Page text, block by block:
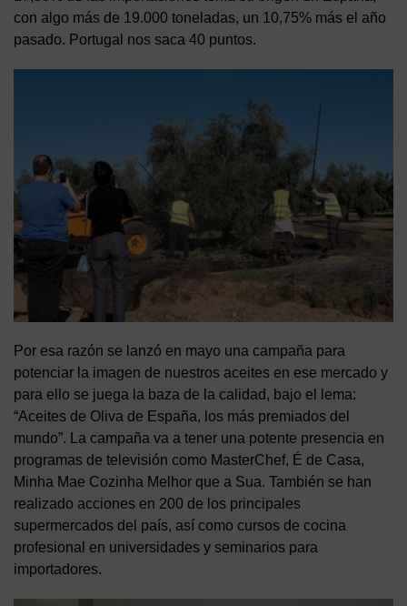
con algo más de 19.000 toneladas, un 10,75% más el año
pasado. Portugal nos saca 40 puntos.
Por esa razón se lanzó en mayo una campaña para
potenciar la imagen de nuestros aceites en ese mercado y
para ello se juega la baza de la calidad, bajo el lema:
“Aceites de Oliva de España, los más premiados del
mundo”. La campaña va a tener una potente presencia en
programas de televisión como MasterChef, É de Casa,
Minha Mae Cozinha Melhor que a Sua. También se han
realizado acciones en 200 de los principales
supermercados del país, así como cursos de cocina
profesional en universidades y seminarios para
importadores.